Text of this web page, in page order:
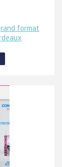
format